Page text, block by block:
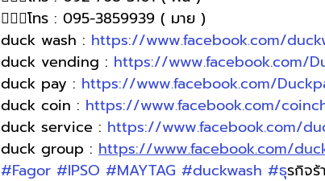
🙋🏻‍♀️โทร : 095-3859939 ( มาย )
duck wash : https://www.facebook.com/
duck vending : https://www.facebook.com/
duck pay : https://www.facebook.com/
duck coin : https://www.facebook.com/
duck service : https://www.facebook.com/
duck group : https://www.facebook.com/
#Fagor #IPSO #MAYTAG #duckwash #ธรกิจร้